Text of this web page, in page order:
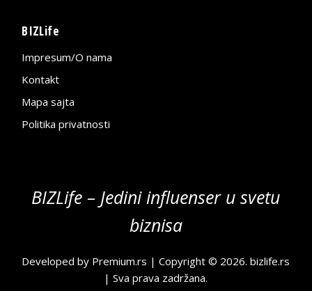
BIZLife
Impresum/O nama
Kontakt
Mapa sajta
Politika privatnosti
BIZLife – Jedini influenser u svetu
biznisa
Developed by Premium.rs | Copyright © 2026.bizlife.rs
| Sva prava zadržana.